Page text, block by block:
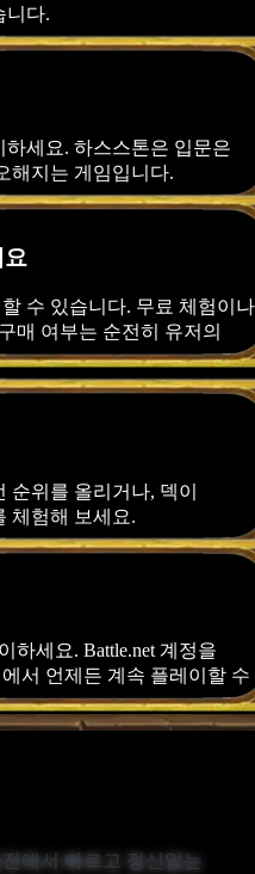
니다.
세요. 하스스톤은 입문은
해지는 게임입니다.
수 있습니다. 무료 체험이나
매 여부는 순전히 유저의
위를 올리거나, 덱이
체험해 보세요.
하세요. Battle.net 계정을
서 언제든 계속 플레이할 수
에서 빠르고 정신없는